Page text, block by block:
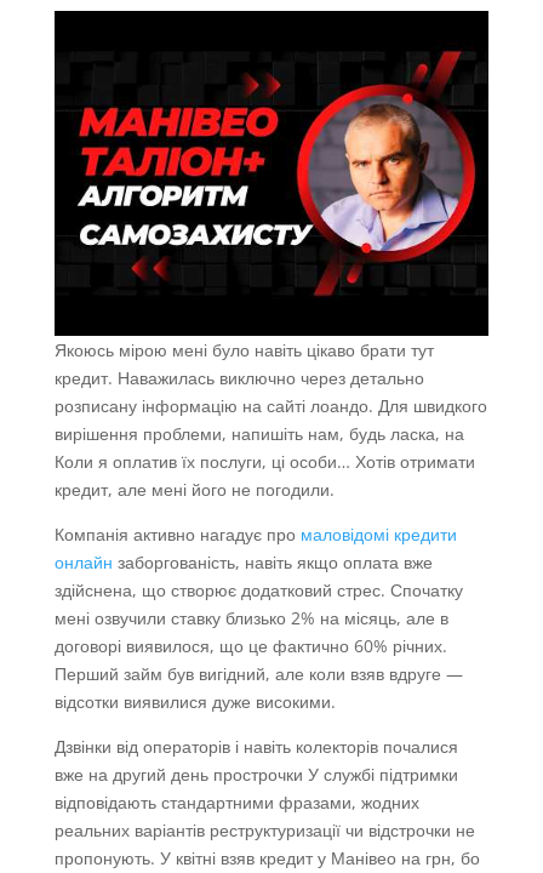
Якоюсь мірою мені було навіть цікаво брати тут
кредит. Наважилась виключно через детально
розписану інформацію на сайті лоандо. Для швидкого
вирішення проблеми, напишіть нам, будь ласка, на
Коли я оплатив їх послуги, ці особи… Хотів отримати
кредит, але мені його не погодили.
Компанія активно нагадує про маловідомі кредити
онлайн заборгованість, навіть якщо оплата вже
здійснена, що створює додатковий стрес. Спочатку
мені озвучили ставку близько 2% на місяць, але в
договорі виявилося, що це фактично 60% річних.
Перший займ був вигідний, але коли взяв вдруге —
відсотки виявилися дуже високими.
Дзвінки від операторів і навіть колекторів почалися
вже на другий день прострочки У службі підтримки
відповідають стандартними фразами, жодних
реальних варіантів реструктуризації чи відстрочки не
пропонують. У квітні взяв кредит у Манівео на грн, бо